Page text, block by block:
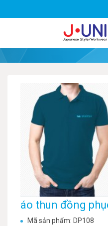
áo thun đồng
Mã sản phẩm: DP108